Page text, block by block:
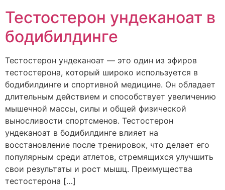
Тестостерон ундеканоат в
бодибилдинге
Тестостерон ундеканоат — это один из эфиров
тестостерона, который широко используется в
бодибилдинге и спортивной медицине. Он обладает
длительным действием и способствует увеличению
мышечной массы, силы и общей физической
выносливости спортсменов. Тестостерон
ундеканоат в бодибилдинге влияет на
восстановление после тренировок, что делает его
популярным среди атлетов, стремящихся улучшить
свои результаты и рост мышц. Преимущества
тестостерона […]